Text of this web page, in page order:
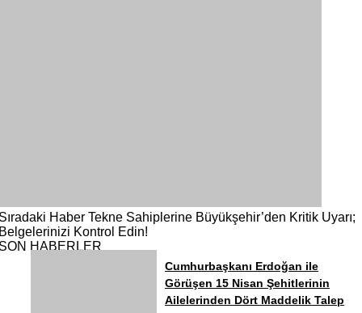
Haber Tekne Sahiplerine Büyükşehir’den Kritik Uyarı;
Kontrol Edin!
HABERLER
Cumhurbaşkanı Erdoğan ile
Görüşen 15 Nisan Şehitlerinin
Ailelerinden Dört Maddelik Talep